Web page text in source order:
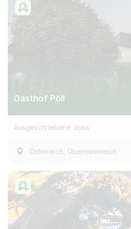
Gasthof Pöll
Ausgeschriebene Jobs
Österreich, Oberösterreich